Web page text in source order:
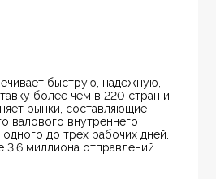
быструю, надежную,
более чем в 220 стран и
рынки, составляющие
валового внутреннего
до трех рабочих дней.
3,6 миллиона отправлений